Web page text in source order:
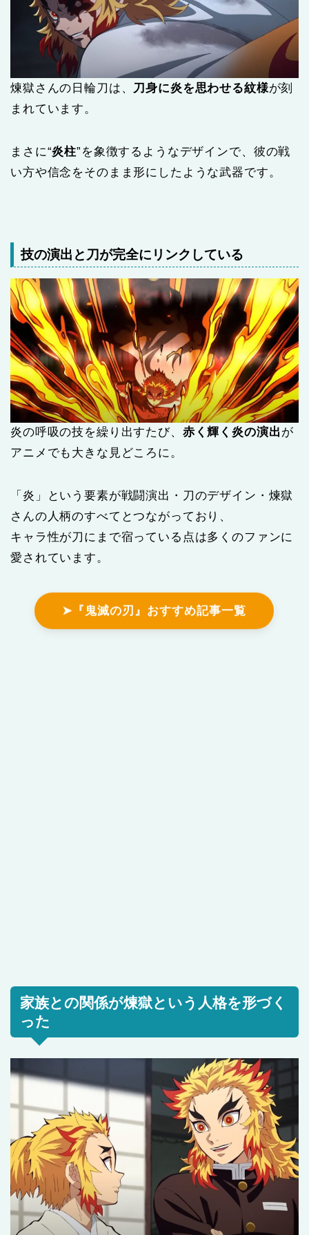
煉獄さんの日輪刀は、 刀身に炎を思わせる紋様が刻
まれています。
まさに“炎柱”を象徴するようなデザインで、彼の戦
い方や信念をそのまま形にしたような武器です。
技の演出と刀が完全にリンクしている
炎の呼吸の技を繰り出すたび、 赤く輝く炎の演出 が
アニメでも大きな見どころに。
「炎」という要素が戦闘演出・刀のデザイン・煉獄
さんの人柄のすべてとつながっており、
キャラ性が刀にまで宿っている点は多くのファンに
愛されています。
➤『鬼滅の刃』おすすめ記事一覧
家族との関係が煉獄という人格を形づく
った